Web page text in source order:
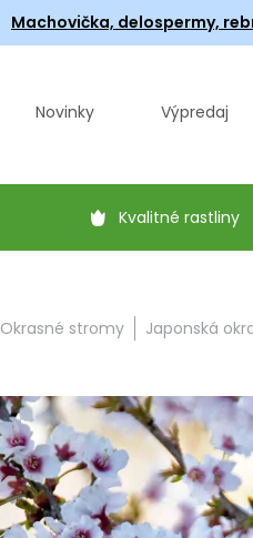
Machovička, delospermy,
Novinky Výpredaj
Kvalitné rastliny
Okrasné stromy Japonská